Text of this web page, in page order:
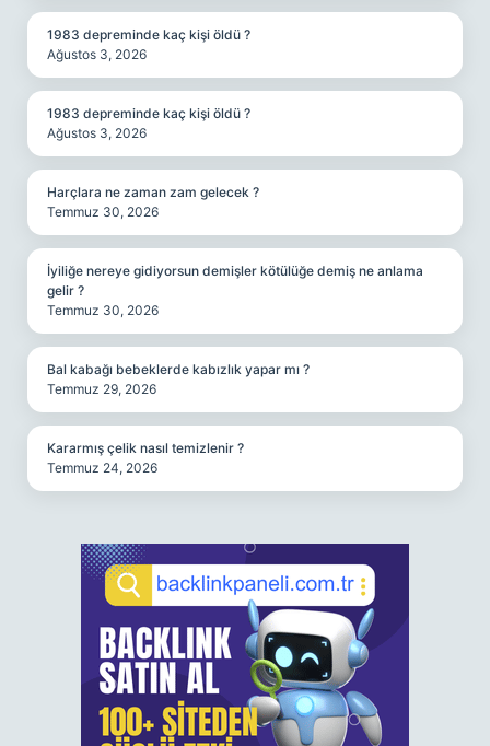
1983 depreminde kaç kişi öldü ?
Ağustos 3, 2026
1983 depreminde kaç kişi öldü ?
Ağustos 3, 2026
Harçlara ne zaman zam gelecek ?
Temmuz 30, 2026
İyiliğe nereye gidiyorsun demişler kötülüğe demiş ne anlama
gelir ?
Temmuz 30, 2026
Bal kabağı bebeklerde kabızlık yapar mı ?
Temmuz 29, 2026
Kararmış çelik nasıl temizlenir ?
Temmuz 24, 2026